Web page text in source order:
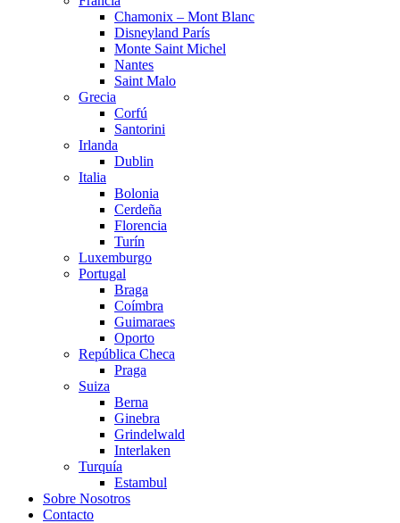
Chamonix – Mont Blanc
Disneyland París
Monte Saint Michel
Nantes
Saint Malo
Grecia
Corfú
Santorini
Irlanda
Dublin
Italia
Bolonia
Cerdeña
Florencia
Turín
Luxemburgo
Portugal
Braga
Coímbra
Guimaraes
Oporto
República Checa
Praga
Suiza
Berna
Ginebra
Grindelwald
Interlaken
Turquía
Estambul
Sobre Nosotros
Contacto